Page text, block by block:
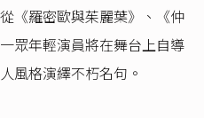
《羅密歐與茱麗葉》、《仲
眾年輕演員將在舞台上自導
風格演繹不朽名句。